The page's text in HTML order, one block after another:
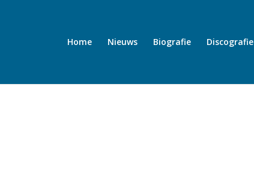
Home Nieuws Biografie Discografie